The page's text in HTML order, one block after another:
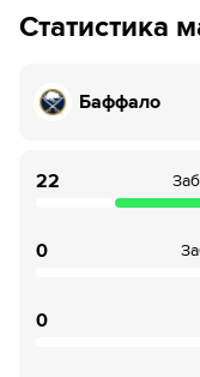
Статистика
Баффало
22
0
0